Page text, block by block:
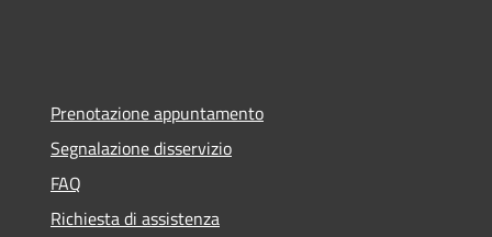
Prenotazione appuntamento
Segnalazione disservizio
FAQ
Richiesta di assistenza